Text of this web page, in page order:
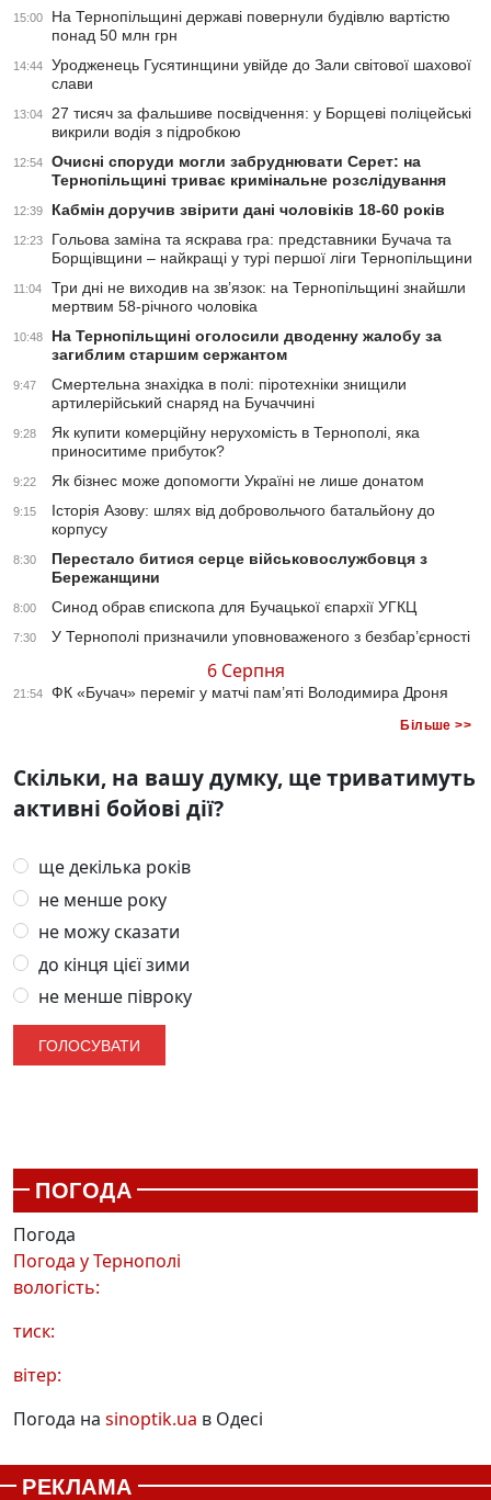
15:00
На Тернопільщині державі повернули будівлю вартістю
понад 50 млн грн
14:44
Уродженець Гусятинщини увійде до Зали світової шахової
слави
13:04
27 тисяч за фальшиве посвідчення: у Борщеві поліцейські
викрили водія з підробкою
12:54
Очисні споруди могли забруднювати Серет: на
Тернопільщині триває кримінальне розслідування
12:39 Кабмін доручив звірити дані чоловіків 18-60 років
12:23
Гольова заміна та яскрава гра: представники Бучача та
Борщівщини – найкращі у турі першої ліги Тернопільщини
11:04
Три дні не виходив на зв’язок: на Тернопільщині знайшли
мертвим 58-річного чоловіка
10:48
На Тернопільщині оголосили дводенну жалобу за
загиблим старшим сержантом
9:47
Смертельна знахідка в полі: піротехніки знищили
артилерійський снаряд на Бучаччині
9:28
Як купити комерційну нерухомість в Тернополі, яка
приноситиме прибуток?
9:22 Як бізнес може допомогти Україні не лише донатом
9:15
Історія Азову: шлях від добровольчого батальйону до
корпусу
8:30
Перестало битися серце військовослужбовця з
Бережанщини
8:00 Синод обрав єпископа для Бучацької єпархії УГКЦ
7:30 У Тернополі призначили уповноваженого з безбар’єрності
6 Серпня
21:54 ФК «Бучач» переміг у матчі пам’яті Володимира Дроня
Більше >>
Скільки, на вашу думку, ще триватимуть
активні бойові дії?
ще декілька років
не менше року
не можу сказати
до кінця цієї зими
не менше півроку
ПОГОДА
Погода
Погода уТернополі
вологість:
тиск:
вітер:
Погода на sinoptik.ua в Одесі
РЕКЛАМА